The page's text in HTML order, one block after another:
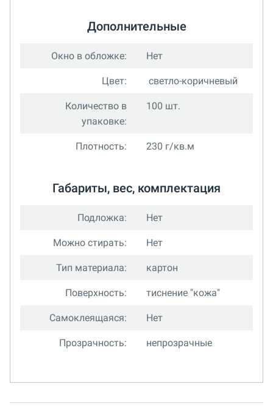
Дополнительные
Окно в обложке: Нет
Цвет: светло-коричневый
Количество в
упаковке:
100 шт.
Плотность: 230 г/кв.м
Габариты, вес, комплектация
Подложка: Нет
Можно стирать: Нет
Тип материала: картон
Поверхность: тиснение "кожа"
Самоклеящаяся: Нет
Прозрачность: непрозрачные